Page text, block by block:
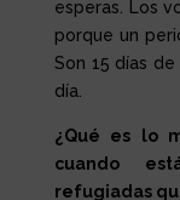
esperas. Los
porque un
Son 15 días
día.
¿Qué es lo
cuando
refugiadas